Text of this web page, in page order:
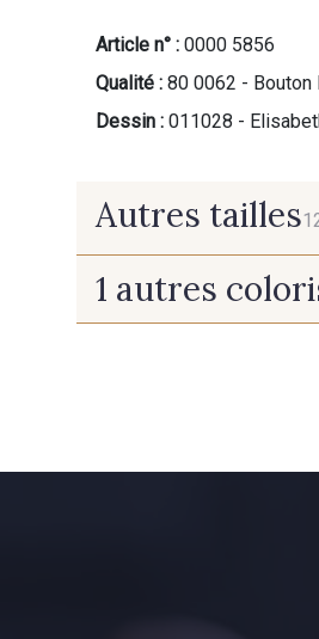
Article n° : 0000 5856
Qualité : 80 0062 - Bouton
Dessin : 011028 -
Autres tailles
12 mm
1 autres